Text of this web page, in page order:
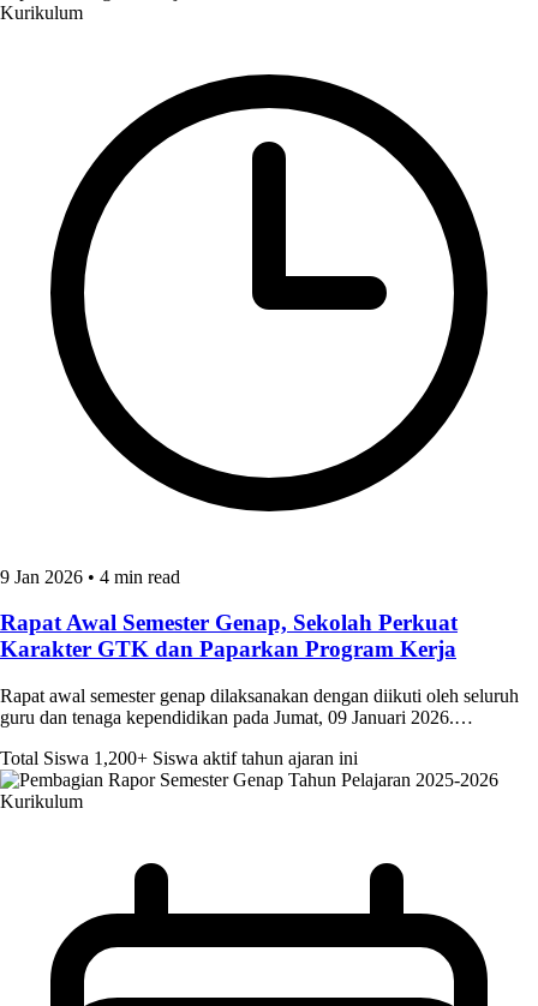
Kurikulum
9 Jan 2026 • 4 min read
Rapat Awal Semester Genap, Sekolah Perkuat
Karakter GTK dan Paparkan Program Kerja
Rapat awal semester genap dilaksanakan dengan diikuti oleh seluruh
guru dan tenaga kependidikan pada Jumat, 09 Januari 2026.…
Total Siswa 1,200+ Siswa aktif tahun ajaran ini
Kurikulum